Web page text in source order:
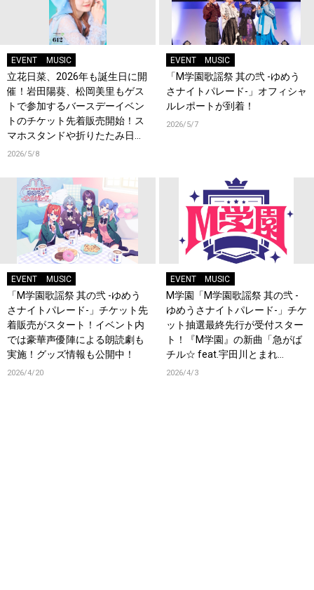
EVENT MUSIC
立花日菜、2026年も誕生日に開
催！岩田陽葵、松岡美里もゲス
トで参加するバースデーイベン
トのチケット先着販売開始！ス
マホスタンドや折りたたみ日傘
などオリジナルグッズ販売決
2026/5/8
EVENT MUSIC
「M学園歌謡祭 其の弐 -ゆめう
さナイトパレード-」オフィシャ
ルレポートが到着！
2026/5/7
EVENT MUSIC
「M学園歌謡祭 其の弐 -ゆめう
さナイトパレード-」チケット先
着販売がスタート！イベント内
では豪華声優陣による朗読劇も
実施！グッズ情報も公開中！
2026/4/20
EVENT MUSIC
M学園「M学園歌謡祭 其の弐 -
ゆめうさナイトパレード-」チケ
ット抽選最終先行が受付スター
ト！『M学園』の新曲「急がば
チル☆︎ feat.宇田川とまれ
（CV：羊宮妃那）」発売＆MV
2026/4/3